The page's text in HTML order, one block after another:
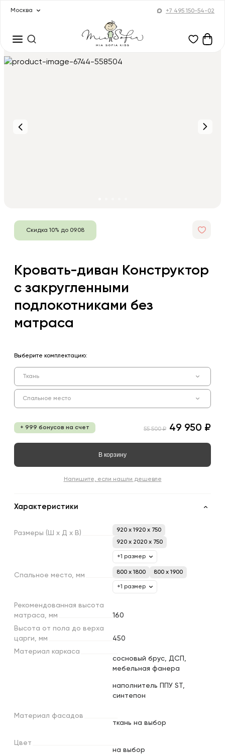
Москва +7 495 150-54-02
Скидка 10% до 09.08
Кровать-диван Конструктор
с закругленными
подлокотниками без
матраса
Выберите комплектацию:
Ткань
Спальное место
+ 999 бонусов на счет 55 500 ₽ 49 950 ₽
В корзину
Напишите, если нашли дешевле
Характеристики
Размеры (Ш х Д х В)
920 x 1920 x 750
920 x 2020 x 750
+1 размер
Спальное место, мм 800 х 1800 800 х 1900
+1 размер
Рекомендованная высота
матраса, мм
160
Высота от пола до верха
царги, мм
450
Материал каркаса
сосновый брус, ДСП,
мебельная фанера
наполнитель ППУ ST,
синтепон
Материал фасадов
ткань на выбор
Цвет
на выбор